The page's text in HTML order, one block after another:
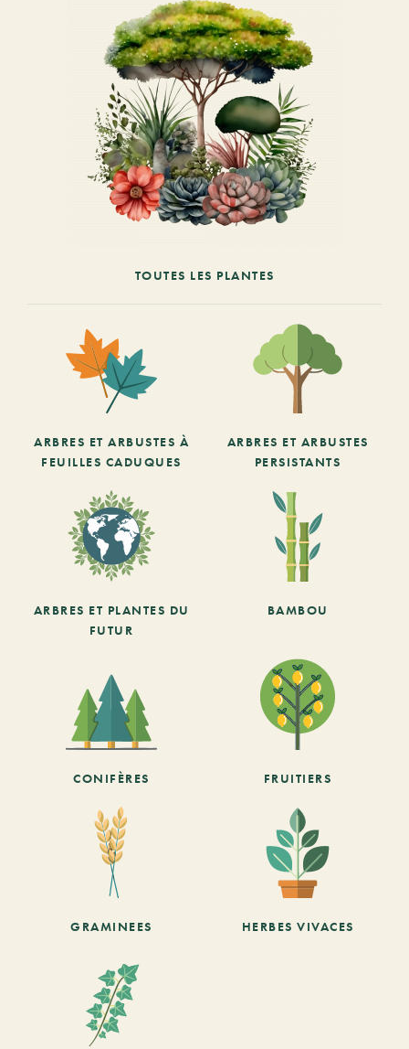
TOUTES LES PLANTES
ARBRES ET ARBUSTES À
FEUILLES CADUQUES
ARBRES ET ARBUSTES
PERSISTANTS
ARBRES ET PLANTES DU
FUTUR
BAMBOU
CONIFÈRES FRUITIERS
GRAMINEES HERBES VIVACES